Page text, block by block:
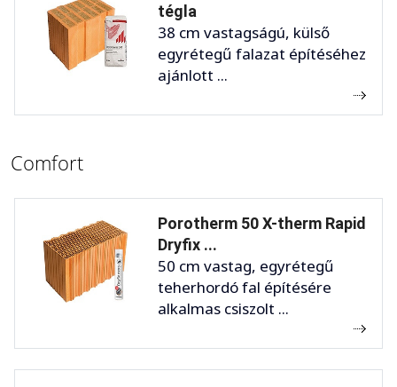
tégla
38 cm vastagságú, külső
egyrétegű falazat építéséhez
ajánlott ...
Comfort
Porotherm 50 X-therm Rapid
Dryfix ...
50 cm vastag, egyrétegű
teherhordó fal építésére
alkalmas csiszolt ...